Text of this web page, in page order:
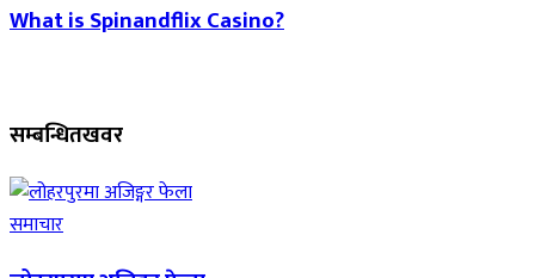
What is Spinandflix Casino?
सम्बन्धितखवर
समाचार